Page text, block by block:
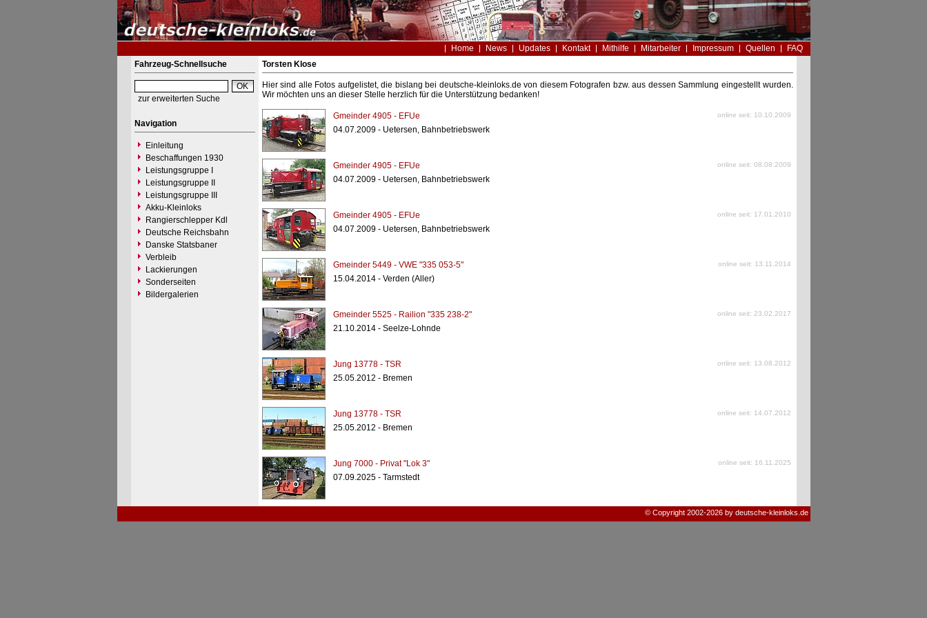
Home News Updates Kontakt Mithilfe Mitarbeiter Impressum Quellen
FAQ
Fahrzeug-Schnellsuche
zur erweiterten Suche
Navigation
Einleitung
Beschaffungen 1930
Leistungsgruppe I
Leistungsgruppe II
Leistungsgruppe III
Akku-Kleinloks
Rangierschlepper Kdl
Deutsche Reichsbahn
Danske Statsbaner
Verbleib
Lackierungen
Sonderseiten
Bildergalerien
Torsten Klose
Hier sind alle Fotos aufgelistet, die bislang bei deutsche-kleinloks.de von diesem Fotografen bzw. aus dessen Sammlung eingestellt wurden.
Wir möchten uns an dieser Stelle herzlich für die Unterstützung bedanken!
Gmeinder 4905 - EFUe online seit: 10.10.2009
04.07.2009 - Uetersen, Bahnbetriebswerk
Gmeinder 4905 - EFUe online seit: 08.08.2009
04.07.2009 - Uetersen, Bahnbetriebswerk
Gmeinder 4905 - EFUe online seit: 17.01.2010
04.07.2009 - Uetersen, Bahnbetriebswerk
Gmeinder 5449 - VWE "335 053-5" online seit: 13.11.2014
15.04.2014 - Verden (Aller)
Gmeinder 5525 - Railion "335 238-2" online seit: 23.02.2017
21.10.2014 - Seelze-Lohnde
Jung 13778 - TSR online seit: 13.08.2012
25.05.2012 - Bremen
Jung 13778 - TSR online seit: 14.07.2012
25.05.2012 - Bremen
Jung 7000 - Privat "Lok 3" online seit: 16.11.2025
07.09.2025 - Tarmstedt
© Copyright 2002-2026 by deutsche-kleinloks.de